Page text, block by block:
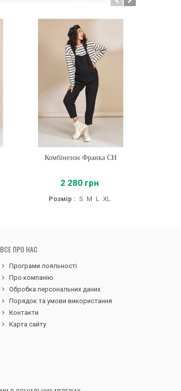
Купити
Комбінезон Франка CH
2 280 грн
Розмір : S M L XL
ВСЕ ПРО НАС
Програми лояльності
Про компанію
Обробка персональних даних
Порядок та умови використання
Контакти
Карта сайту